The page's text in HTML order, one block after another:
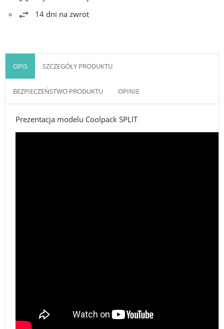
14 dni na zwrot
OPIS SZCZEGÓŁY PRODUKTU
BEZPIECZEŃSTWO PRODUKTU OPINIE
Prezentacja modelu Coolpack SPLIT